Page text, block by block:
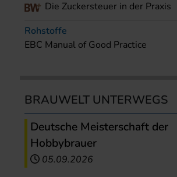
Die Zuckersteuer in der Praxis
Rohstoffe
EBC Manual of Good Practice
BRAUWELT UNTERWEGS
Deutsche Meisterschaft der
Hobbybrauer
05.09.2026